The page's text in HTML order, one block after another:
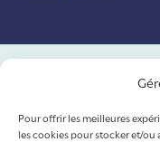
Pour offrir les meilleures
les cookies pour stocker et/ou